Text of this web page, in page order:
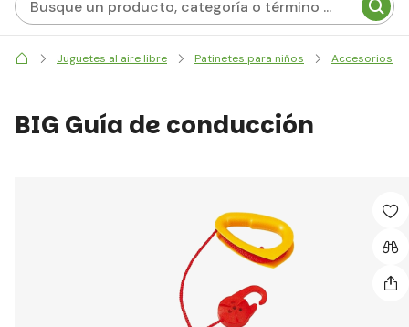
Juguetes al aire libre Patinetes para niños Accesorios
BIG Guía de conducción